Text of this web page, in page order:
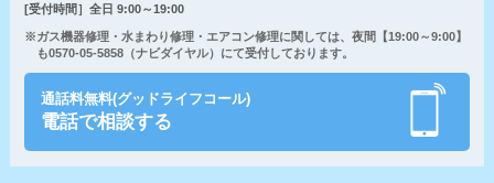
[受付時間］全日 9:00～19:00
※ガス機器修理・水まわり修理・エアコン修理に関しては、夜間【19:00～9:00】
も0570-05-5858（ナビダイヤル）にて受付しております。
通話料無料(グッドライフコール)
電話で相談する